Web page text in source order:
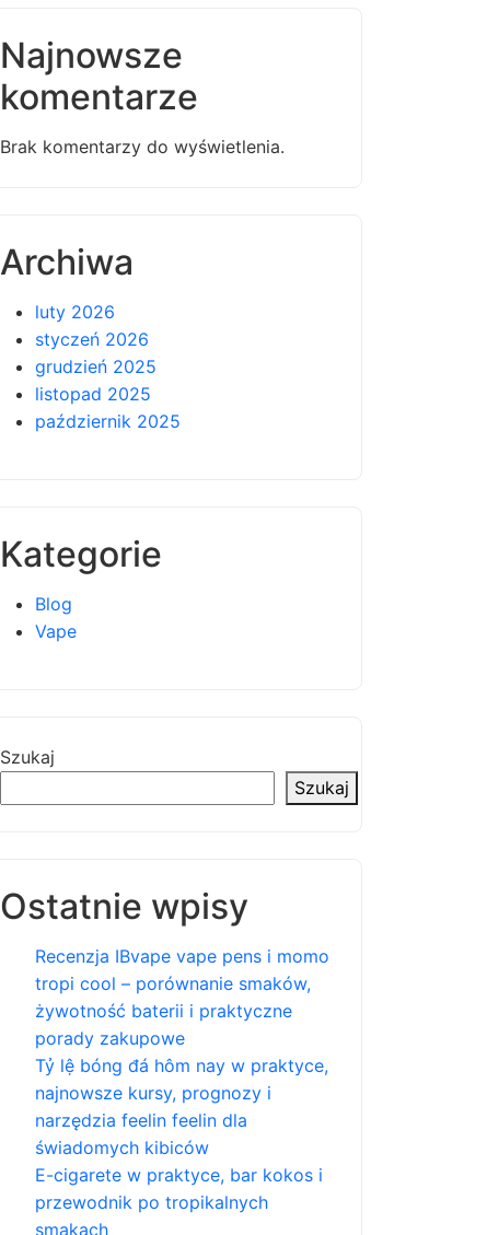
Najnowsze
komentarze
Brak komentarzy do wyświetlenia.
Archiwa
luty 2026
styczeń 2026
grudzień 2025
listopad 2025
październik 2025
Kategorie
Blog
Vape
Szukaj
Szukaj
Ostatnie wpisy
Recenzja IBvape vape pens i momo
tropi cool – porównanie smaków,
żywotność baterii i praktyczne
porady zakupowe
Tỷ lệ bóng đá hôm nay w praktyce,
najnowsze kursy, prognozy i
narzędzia feelin feelin dla
świadomych kibiców
E-cigarete w praktyce, bar kokos i
przewodnik po tropikalnych
smakach